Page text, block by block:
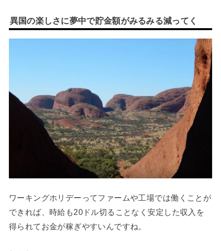
異国の楽しさに夢中で貯金額がみるみる減ってく
ワーキングホリデーってファームや工場では働くことが
できれば、時給も20ドル切ることなく安定した収入を
得られてお金が稼ぎやすいんですね。